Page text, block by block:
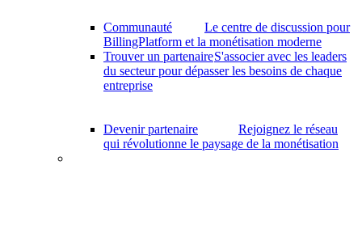
Communauté
Le centre de discussion pour
BillingPlatform et la monétisation moderne
Trouver un partenaireS'associer avec les leaders
du secteur pour dépasser les besoins de chaque
entreprise
Devenir partenaire
Rejoignez le réseau
qui révolutionne le paysage de la monétisation